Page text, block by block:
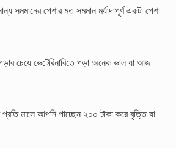
সমমানের পেশার মত সমমান মর্যাদাপূর্ণ একটা পেশা
চেয়ে ভেটেরিনারিতে পড়া অনেক ভাল যা আজ
প্রতি মাসে আপনি পাচ্ছেন ২০০ টাকা করে বৃত্তি যা